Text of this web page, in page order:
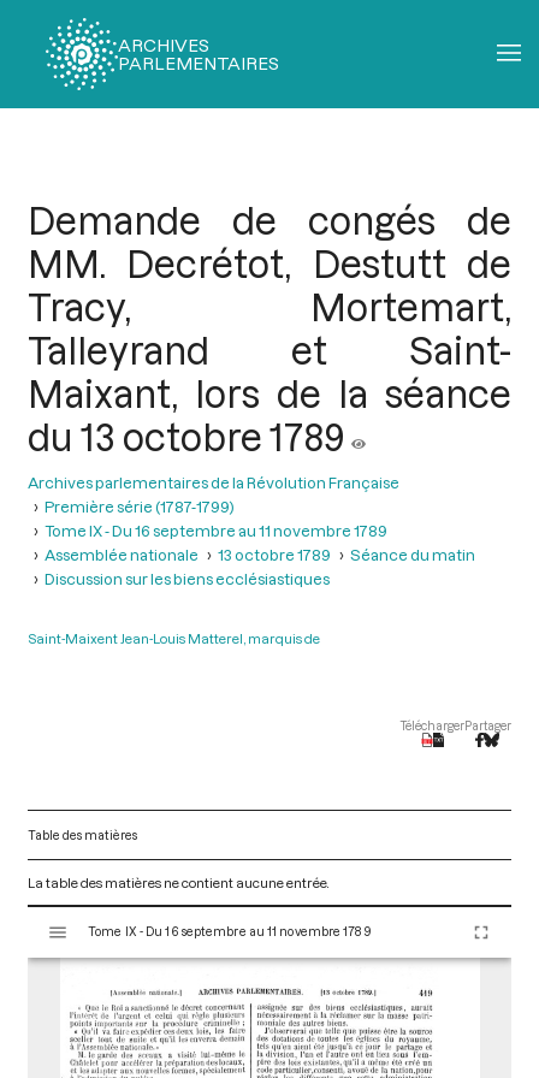
ARCHIVES
PARLEMENTAIRES
Demande de congés de
MM. Decrétot, Destutt de
Tracy, Mortemart,
Talleyrand et Saint-
Maixant, lors de la séance
du 13 octobre 1789
Archives parlementaires de la Révolution Française
Première série (1787-1799)
Tome IX - Du 16 septembre au 11 novembre 1789
Assemblée nationale
13 octobre 1789
Séance du matin
Discussion sur les biens ecclésiastiques
Saint-Maixent Jean-Louis Matterel, marquis de
TéléchargerPartager
Table des matières
La table des matières ne contient aucune entrée.
s
Tome IX - Du 16 septembre au 11 novembre 1789